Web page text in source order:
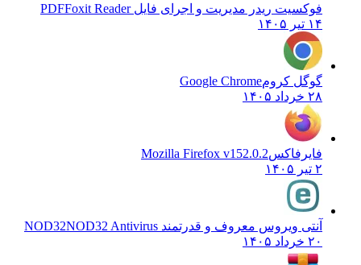
فوکسیت ریدر مدیریت و اجرای فایل PDFFoxit Reader
۱۴ تیر ۱۴۰۵
گوگل کرومGoogle Chrome
۲۸ خرداد ۱۴۰۵
فایرفاکسMozilla Firefox v152.0.2
۲ تیر ۱۴۰۵
آنتی ویروس معروف و قدرتمند NOD32 NOD32 Antivirus
۲۰ خرداد ۱۴۰۵